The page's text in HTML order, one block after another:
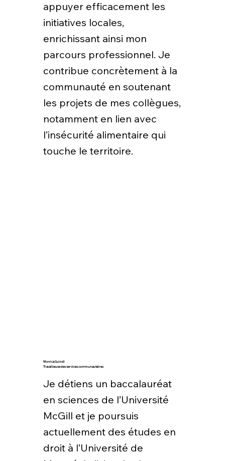
appuyer efficacement les
initiatives locales,
enrichissant ainsi mon
parcours professionnel. Je
contribue concrètement à la
communauté en soutenant
les projets de mes collègues,
notamment en lien avec
l’insécurité alimentaire qui
touche le territoire.
Monica Guindi
Travailleuse des services communautaires
Je détiens un baccalauréat
en sciences de l’Université
McGill et je poursuis
actuellement des études en
droit à l’Université de